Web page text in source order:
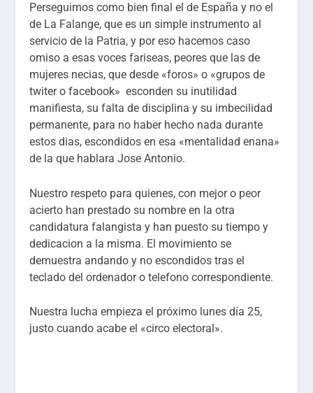
Perseguimos como bien final el de España y no el
de La Falange, que es un simple instrumento al
servicio de la Patria, y por eso hacemos caso
omiso a esas voces fariseas, peores que las de
mujeres necias, que desde «foros» o «grupos de
twiter o facebook» esconden su inutilidad
manifiesta, su falta de disciplina y su imbecilidad
permanente, para no haber hecho nada durante
estos dias, escondidos en esa «mentalidad enana»
de la que hablara Jose Antonio.
Nuestro respeto para quienes, con mejor o peor
acierto han prestado su nombre en la otra
candidatura falangista y han puesto su tiempo y
dedicacion a la misma. El movimiento se
demuestra andando y no escondidos tras el
teclado del ordenador o telefono correspondiente.
Nuestra lucha empieza el próximo lunes día 25,
justo cuando acabe el «circo electoral».